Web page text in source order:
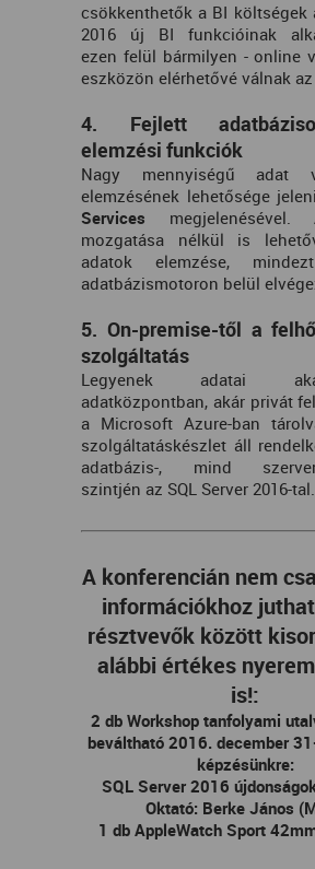
csökkenthetők a BI költségek
2016 új BI funkcióinak
ezen felül bármilyen - online
eszközön elérhetővé válnak
4. Fejlett
elemzési funkciók
Nagy mennyiségű adat
elemzésének lehetősége
Services megjelenésével.
mozgatása nélkül is
adatok elemzése,
adatbázismotoron belül
5. On-premise-től a
szolgáltatás
Legyenek adatai
adatközpontban, akár privát
a Microsoft Azure-ban
szolgáltatáskészlet áll
adatbázis-, mind
szintjén az SQL Server 2016-tal.
A konferencián nem
információkhoz
résztvevők között
alábbi értékes
is!:
2 db Workshop tanfolyami
beváltható 2016. december
képzésünkre:
SQL Server 2016
Oktató: Berke János
1 db AppleWatch Sport